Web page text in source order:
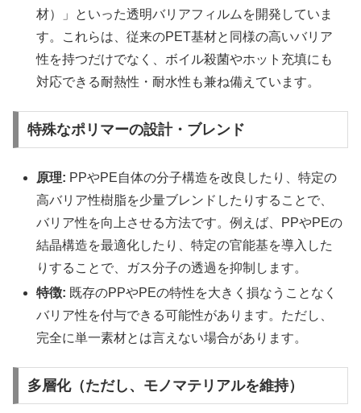
材）」といった透明バリアフィルムを開発していま
す。これらは、従来のPET基材と同様の高いバリア
性を持つだけでなく、ボイル殺菌やホット充填にも
対応できる耐熱性・耐水性も兼ね備えています。
特殊なポリマーの設計・ブレンド
原理: PPやPE自体の分子構造を改良したり、特定の
高バリア性樹脂を少量ブレンドしたりすることで、
バリア性を向上させる方法です。例えば、PPやPEの
結晶構造を最適化したり、特定の官能基を導入した
りすることで、ガス分子の透過を抑制します。
特徴: 既存のPPやPEの特性を大きく損なうことなく
バリア性を付与できる可能性があります。ただし、
完全に単一素材とは言えない場合があります。
多層化（ただし、モノマテリアルを維持）